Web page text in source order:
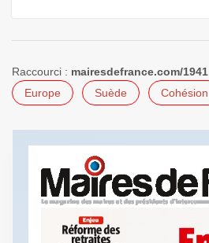
Raccourci : mairesdefrance.com/1941
Europe
Suède Cohésion